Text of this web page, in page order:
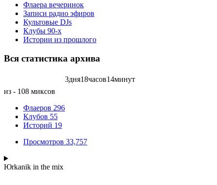
Флаера вечеринок
Записи радио эфиров
Культовые DJs
Клубы 90-х
Истории из прошлого
Вся статистика архива
3дня18часов14минут
из - 108 миксов
Флаеров 296
Клубов 55
Историй 19
Просмотров 33,757
Юrkanik in the mix